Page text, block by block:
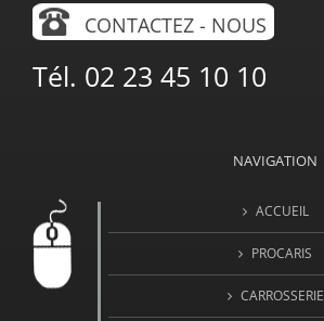
CONTACTEZ - NOUS
Tél. 02 23 45 10 10
NAVIGATION
ACCUEIL
PROCARIS
CARROSSERIE